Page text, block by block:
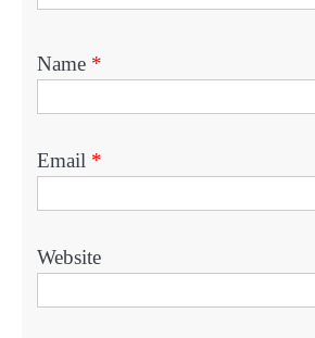
Name *
Email *
Website